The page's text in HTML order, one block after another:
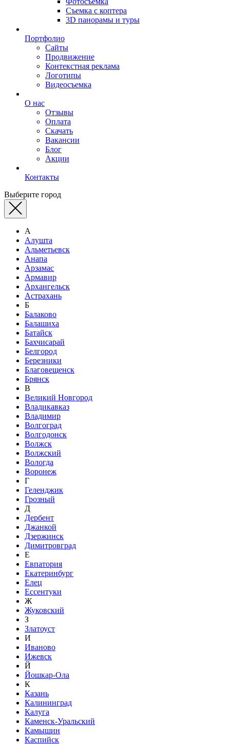
Съемка с коптера
3D панорамы и туры
Портфолио
Сайты
Продвижение
Контекстная реклама
Логотипы
Видеосъемка
О нас
Отзывы
Оплата
Скачать
Вакансии
Блог
Акции
Контакты
Выберите город
А
Алушта
Альметьевск
Анапа
Арзамас
Армавир
Архангельск
Астрахань
Б
Балаково
Балашиха
Батайск
Бахчисарай
Белгород
Березники
Благовещенск
Брянск
В
Великий Новгород
Владикавказ
Владимир
Волгоград
Волгодонск
Волжск
Волжский
Вологда
Воронеж
Г
Геленджик
Грозный
Д
Дербент
Джанкой
Дзержинск
Димитровград
Е
Евпатория
Екатеринбург
Елец
Ессентуки
Ж
Жуковский
З
Златоуст
И
Иваново
Ижевск
Й
Йошкар-Ола
К
Казань
Калининград
Калуга
Каменск-Уральский
Камышин
Каспийск